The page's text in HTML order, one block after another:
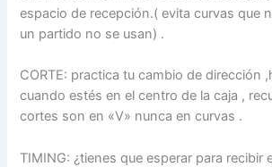
espacio de recepción.( evita curvas que
un partido no se usan) .
CORTE: practica tu cambio de dirección
cuando estés en el centro de la caja ,
cortes son en «V» nunca en curvas .
TIMING: ¿tienes que esperar para recibir